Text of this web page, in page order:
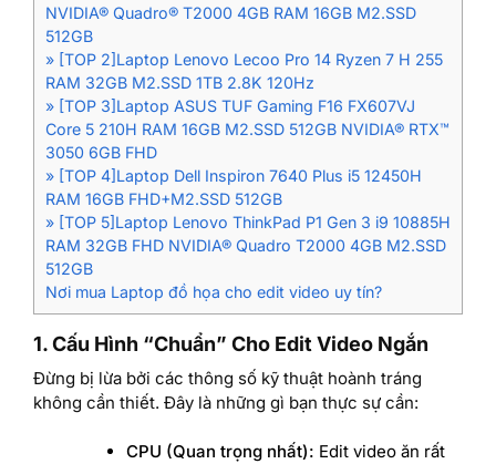
NVIDIA® Quadro® T2000 4GB RAM 16GB M2.SSD
512GB
» [TOP 2]Laptop Lenovo Lecoo Pro 14 Ryzen 7 H 255
RAM 32GB M2.SSD 1TB 2.8K 120Hz
» [TOP 3]Laptop ASUS TUF Gaming F16 FX607VJ
Core 5 210H RAM 16GB M2.SSD 512GB NVIDIA® RTX™
3050 6GB FHD
» [TOP 4]Laptop Dell Inspiron 7640 Plus i5 12450H
RAM 16GB FHD+M2.SSD 512GB
» [TOP 5]Laptop Lenovo ThinkPad P1 Gen 3 i9 10885H
RAM 32GB FHD NVIDIA® Quadro T2000 4GB M2.SSD
512GB
Nơi mua Laptop đồ họa cho edit video uy tín?
1. Cấu Hình “Chuẩn” Cho Edit Video Ngắn
Đừng bị lừa bởi các thông số kỹ thuật hoành tráng
không cần thiết. Đây là những gì bạn thực sự cần:
CPU (Quan trọng nhất): Edit video ăn rất